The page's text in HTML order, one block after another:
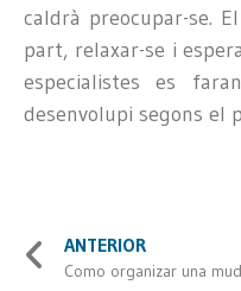
caldrà preocupar-se.
part, relaxar-se i
especialistes es
desenvolupi segons el
ANTERIOR